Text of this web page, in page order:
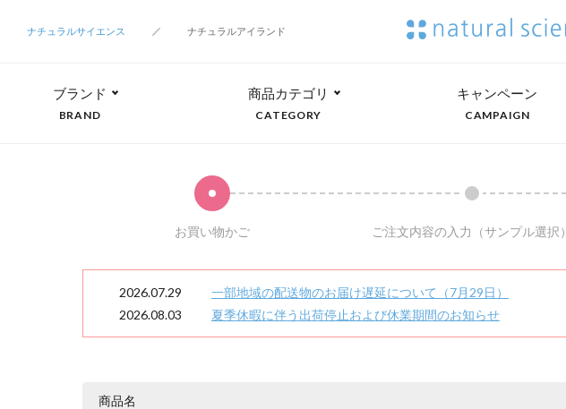
ナチュラルサイエンス
ナチュラルアイランド
ブランド
BRAND
商品カテゴリ
CATEGORY
キャンペーン
CAMPAIGN
お買い物かご ご注文内容の入力 （サンプル選択）
2026.07.29
一部地域の配送物のお届け遅延について（7月29日）
2026.08.03
夏季休暇に伴う出荷停止および休業期間のお知らせ
商品名